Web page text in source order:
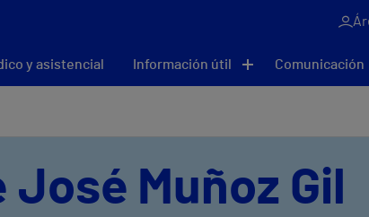
y asistencial Información útil Comunicación
José Muñoz Gil